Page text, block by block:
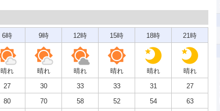
6時 9時 12時 15時 18時 21時
晴れ 晴れ 晴れ 晴れ 晴れ
晴れ
27 30 33 33 31
27
80 70 58 52 54
63